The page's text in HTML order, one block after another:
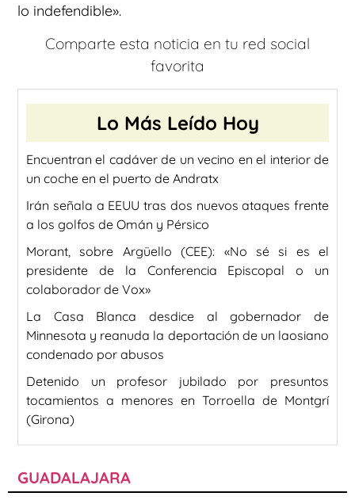
lo indefendible».
Comparte esta noticia en tu red social
favorita
Lo Más Leído Hoy
Encuentran el cadáver de un vecino en el interior de
un coche en el puerto de Andratx
Irán señala a EEUU tras dos nuevos ataques frente
a los golfos de Omán y Pérsico
Morant, sobre Argüello (CEE): «No sé si es el
presidente de la Conferencia Episcopal o un
colaborador de Vox»
La Casa Blanca desdice al gobernador de
Minnesota y reanuda la deportación de un laosiano
condenado por abusos
Detenido un profesor jubilado por presuntos
tocamientos a menores en Torroella de Montgrí
(Girona)
GUADALAJARA